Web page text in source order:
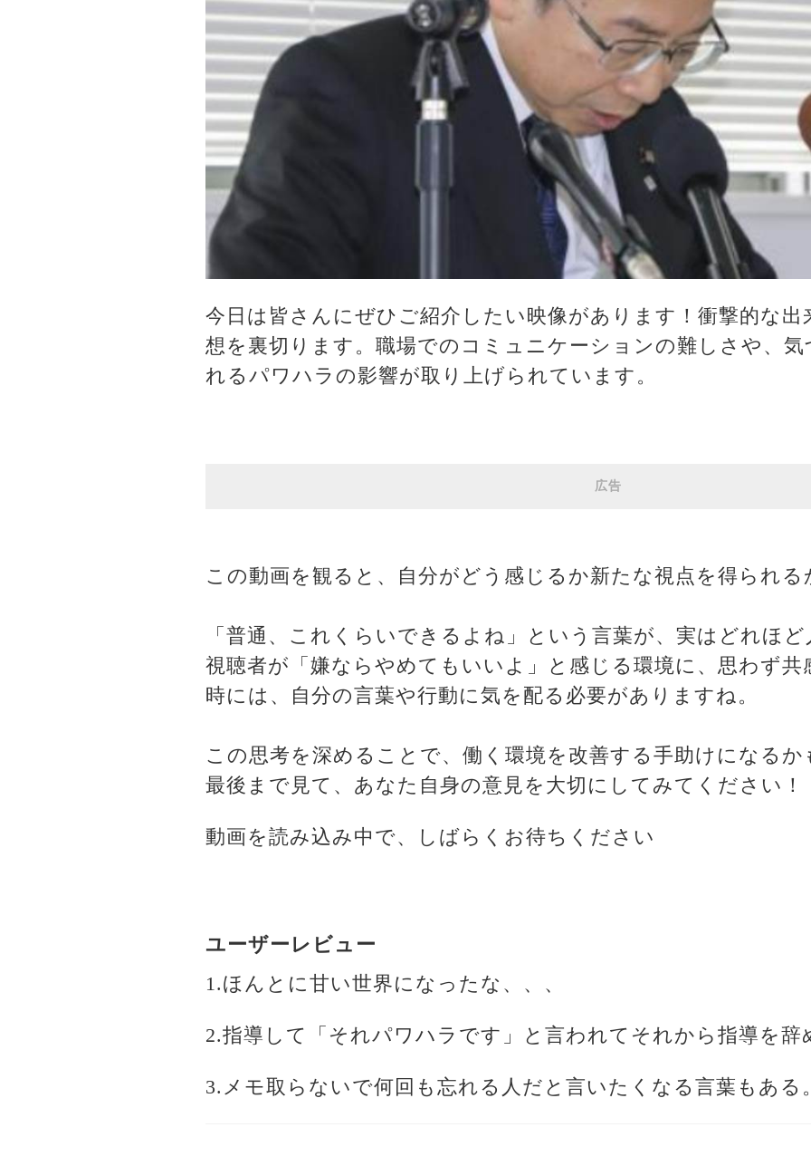
今日は皆さんにぜひご紹介したい映像があります！衝撃的な出
想を裏切ります。職場でのコミュニケーションの難しさや、気
れるパワハラの影響が取り上げられています。
広告
この動画を観ると、自分がどう感じるか新たな視点を得られる
「普通、これくらいできるよね」という言葉が、実はどれほど
視聴者が「嫌ならやめてもいいよ」と感じる環境に、思わず共
時には、自分の言葉や行動に気を配る必要がありますね。
この思考を深めることで、働く環境を改善する手助けになる
最後まで見て、あなた自身の意見を大切にしてみてください！
動画を読み込み中で、しばらくお待ちください
ユーザーレビュー
1.ほんとに甘い世界になったな、、、
2.指導して「それパワハラです」と言われてそれから指導を辞
3.メモ取らないで何回も忘れる人だと言いたくなる言葉もある。